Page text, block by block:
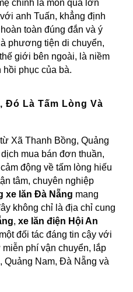
chính là món quà lớn
anh Tuấn, khẳng định
toàn đúng đắn và ý
phương tiện di chuyển,
giới bên ngoài, là niềm
hồi phục của bà.
Đó Là Tấm Lòng Và
Xã Thanh Bồng, Quảng
mua bán đơn thuần,
động về tấm lòng hiếu
tâm, chuyên nghiệp
xe lăn Đà Nẵng mang
không chỉ là địa chỉ cung
,xe lăn điện Hội An
đối tác đáng tin cậy với
phí vận chuyển, lắp
, Quảng Nam, Đà Nẵng và